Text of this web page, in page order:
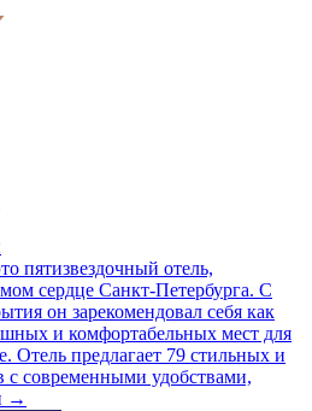
пятизвездочный отель,
сердце Санкт-Петербурга. С
он зарекомендовал себя как
и комфортабельных мест для
Отель предлагает 79 стильных и
с современными удобствами,
→